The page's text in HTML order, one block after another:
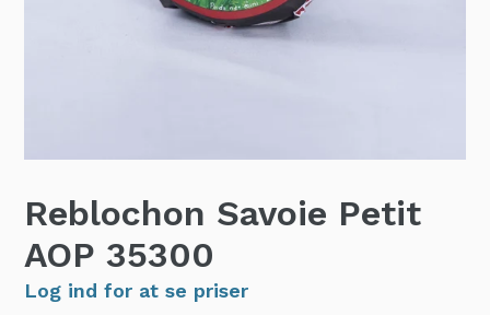
Reblochon Savoie Petit
AOP 35300
Log ind for at se priser